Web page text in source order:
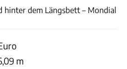
hinter dem Längsbett – Mondial
m